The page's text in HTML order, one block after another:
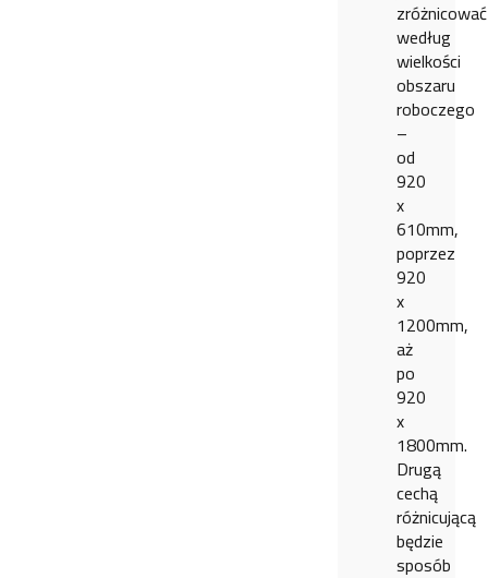
zróżnicować
według
wielkości
obszaru
roboczego
–
od
920
x
610mm,
poprzez
920
x
1200mm,
aż
po
920
x
1800mm.
Drugą
cechą
różnicującą
będzie
sposób